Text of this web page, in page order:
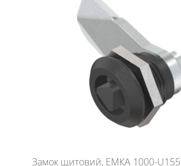
Замок щитовий, ЕМКА 1000-